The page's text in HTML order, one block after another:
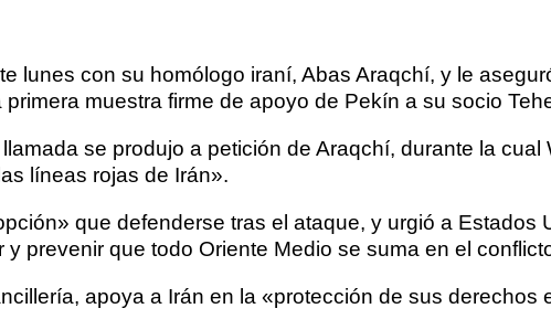
lunes con su homólogo iraní, Abas Araqchí, y le
muestra firme de apoyo de Pekín a su socio
se produjo a petición de Araqchí, durante la
líneas rojas de Irán».
que defenderse tras el ataque, y urgió a Estados
prevenir que todo Oriente Medio se suma en el
apoya a Irán en la «protección de sus derechos